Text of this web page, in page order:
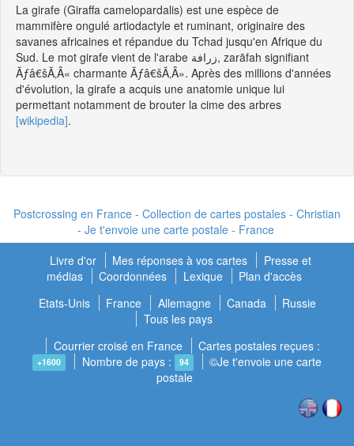
La girafe (Giraffa camelopardalis) est une espèce de
mammifère ongulé artiodactyle et ruminant, originaire des
savanes africaines et répandue du Tchad jusqu'en Afrique du
Sud. Le mot girafe vient de l'arabe زرافة, zarāfah signifiant
Ãƒâ€šÃ‚Â« charmante Ãƒâ€šÃ‚Â». Après des millions d'années
d'évolution, la girafe a acquis une anatomie unique lui
permettant notamment de brouter la cime des arbres
[wikipedia].
Postcrossing en France - Collection de cartes postales - Christian
- Je t'envoie une carte postale - France
Livre d'or
Mes réponses à vos cartes
Presse et
médias
Coordonnées Lexique
Plan d'accès
Etats-Unis
France Allemagne Canada
Russie
Tous les pays
Courrier croisé en France
Cartes postales reçues :
+1600 Nombre de pays : 94
©Je t'envoie une carte
postale